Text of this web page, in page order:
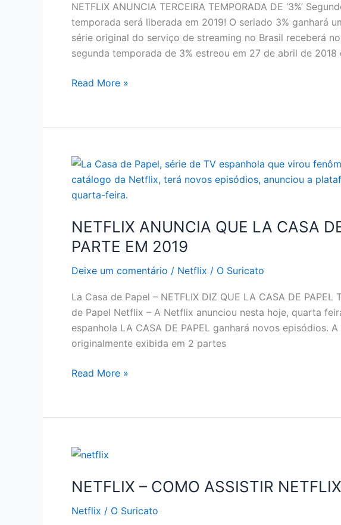
NETFLIX ANUNCIA TERCEIRA TEMPORADA DE ‘3%’
temporada será liberada em 2019! O seriado 3% ganhará
série original do serviço de streaming no Brasil receberá
segunda temporada de 3% estreou em 27 de abril de
NETFLIX
ANUNCIA
TEMPORADA
DE
‘3%’
Read More »
NETFLIX ANUNCIA QUE LA CASA
PARTE EM 2019
Deixe um comentário / Netflix / O Suricato
La Casa de Papel – NETFLIX DIZ QUE LA CASA DE PAPEL
de Papel Netflix – A Netflix anunciou nesta hoje, quarta
espanhola LA CASA DE PAPEL ganhará novos episódios.
originalmente exibida em 2 partes
NETFLIX
LA
DE
TERÁ
PARTE
Read More »
NETFLIX – COMO ASSISTIR
Netflix / O Suricato